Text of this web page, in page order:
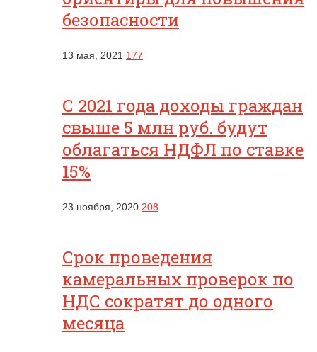
безопасности
13 мая, 2021 177
С 2021 года доходы граждан
свыше 5 млн руб. будут
облагаться НДФЛ по ставке
15%
23 ноября, 2020 208
Срок проведения
камеральных проверок по
НДС сократят до одного
месяца